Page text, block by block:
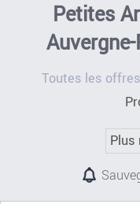
Petites
Toutes les offres